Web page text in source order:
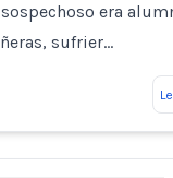
era
sufrier…